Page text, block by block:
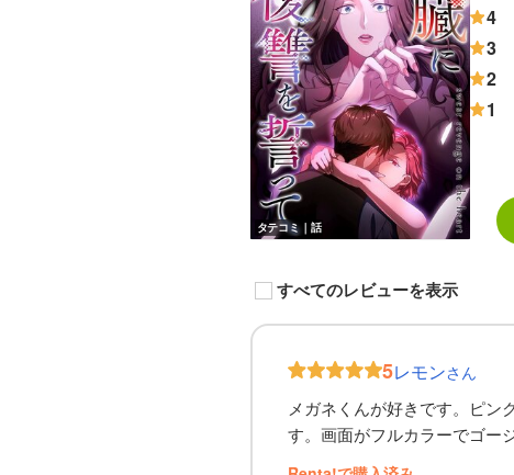
タテコミ｜話
4
3
2
1
すべてのレビューを表示
5レモンさん
メガネくんが好きです。ピン
す。画面がフルカラーでゴー